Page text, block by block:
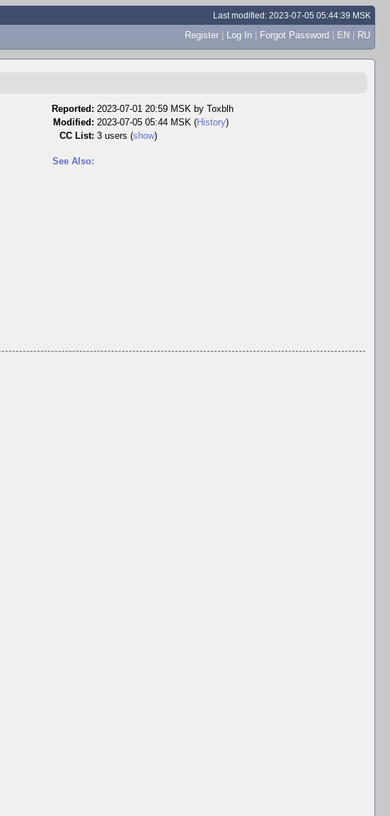
Last modified: 2023-07-05 05:44:39 MSK
Register | Log In | Forgot Password | EN | RU
Reported: 2023-07-01 20:59 MSK by Toxblh
Modified: 2023-07-05 05:44 MSK (History)
CC List: 3 users (show)
See Also: